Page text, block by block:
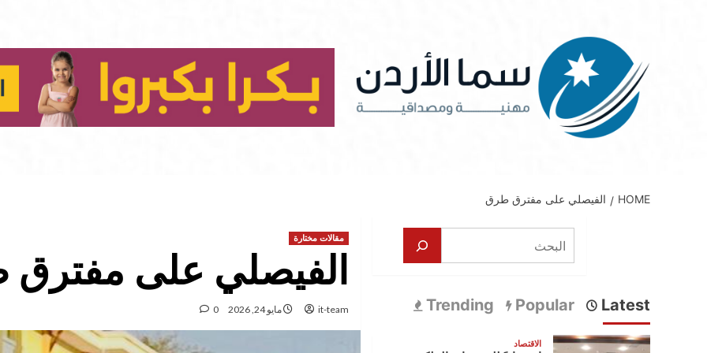
HOME الفيصلي على مفترق طرق
مقالات مختارة
الفيصلي على
it-team مايو 24, 2026 0
البحث
Latest
Popular
Trending
الاقتصاد